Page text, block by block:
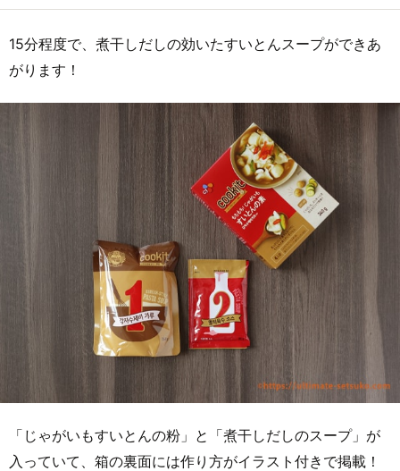
15分程度で、煮干しだしの効いたすいとんスープができあ
がります！
「じゃがいもすいとんの粉」と「煮干しだしのスープ」が
入っていて、箱の裏面には作り方がイラスト付きで掲載！